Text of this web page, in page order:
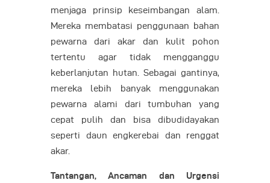
menjaga prinsip keseimbangan alam.
Mereka membatasi penggunaan bahan
pewarna dari akar dan kulit pohon
tertentu agar tidak mengganggu
keberlanjutan hutan. Sebagai gantinya,
mereka lebih banyak menggunakan
pewarna alami dari tumbuhan yang
cepat pulih dan bisa dibudidayakan
seperti daun engkerebai dan renggat
akar.
Tantangan, Ancaman dan Urgensi